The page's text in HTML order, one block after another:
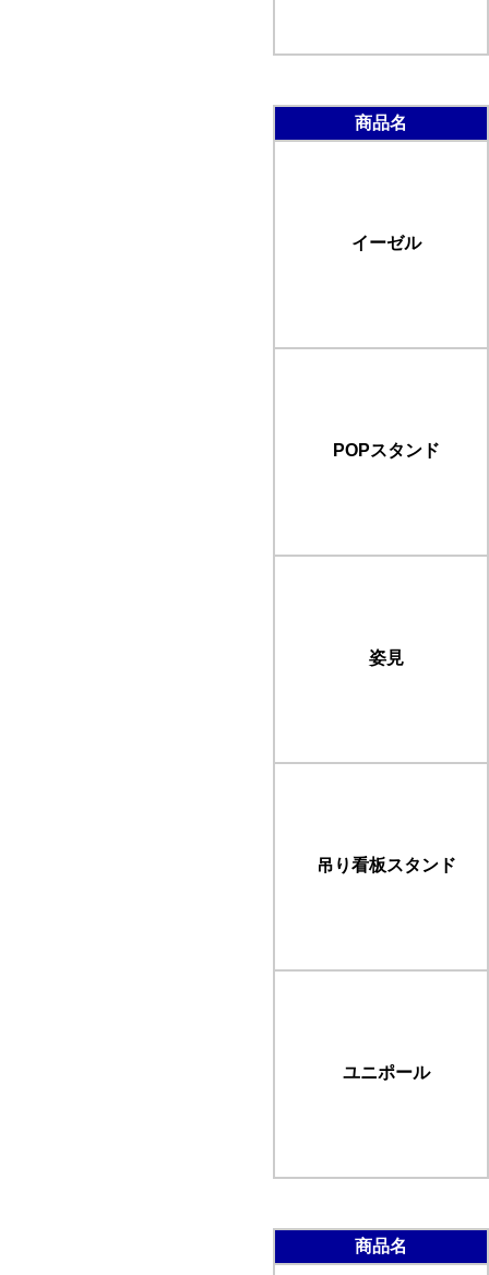
商品名
イーゼル
POPスタンド
姿見
吊り看板スタンド
ユニポール
商品名